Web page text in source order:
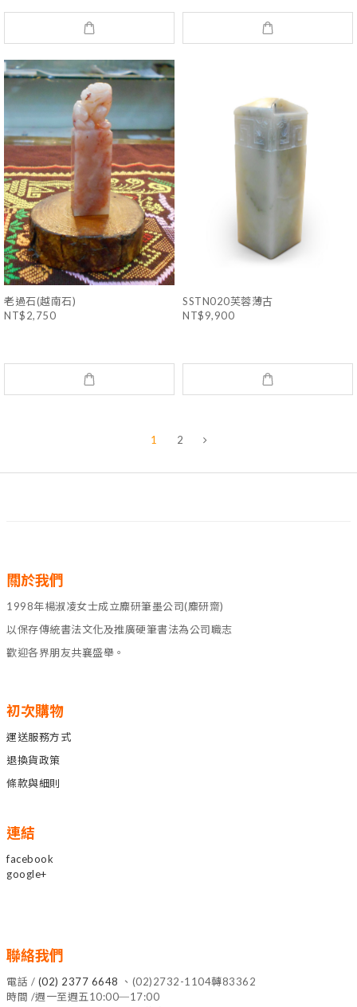
老過石(越南石)
NT$2,750
SSTN020芙蓉薄古
NT$9,900
1 2
關於我們
1998年楊淑凌女士成立麋研筆墨公司(麋研齋)
以保存傳統書法文化及推廣硬筆書法為公司職志
歡迎各界朋友共襄盛舉。
初次購物
運送服務方式
退換貨政策
條款與細則
連結
facebook
google+
聯絡我們
電話 / (02) 2377 6648
、(02)2732-1104轉83362
時間 /週一至週五10:00─17:00